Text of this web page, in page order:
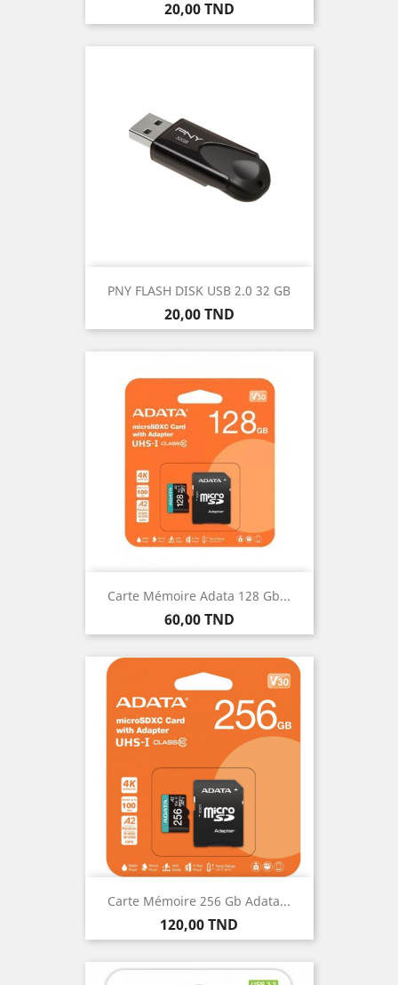
Prix
20,00 TND
PNY FLASH DISK USB 2.0 32 GB
Prix
20,00 TND
Carte Mémoire Adata 128 Gb...
Prix
60,00 TND
Carte Mémoire 256 Gb Adata...
Prix
120,00 TND